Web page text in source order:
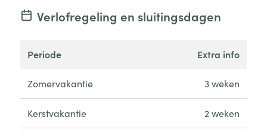
Verlofregeling en sluitingsdagen
periode extra info
Zomervakantie 3 weken
Kerstvakantie 2 weken